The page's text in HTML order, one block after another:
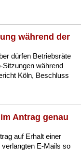
während der
dürfen Be­triebsräte
während
Köln, Be­schluss
Antrag genau
auf Er­halt ei­ner
ver­lang­ten E-Mails so